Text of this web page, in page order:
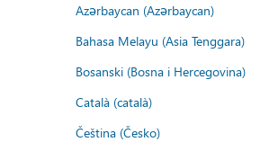
Azərbaycan (Azərbaycan)
Bahasa Melayu (Asia Tenggara)
Bosanski (Bosna i Hercegovina)
Català (català)
Čeština (Česko)